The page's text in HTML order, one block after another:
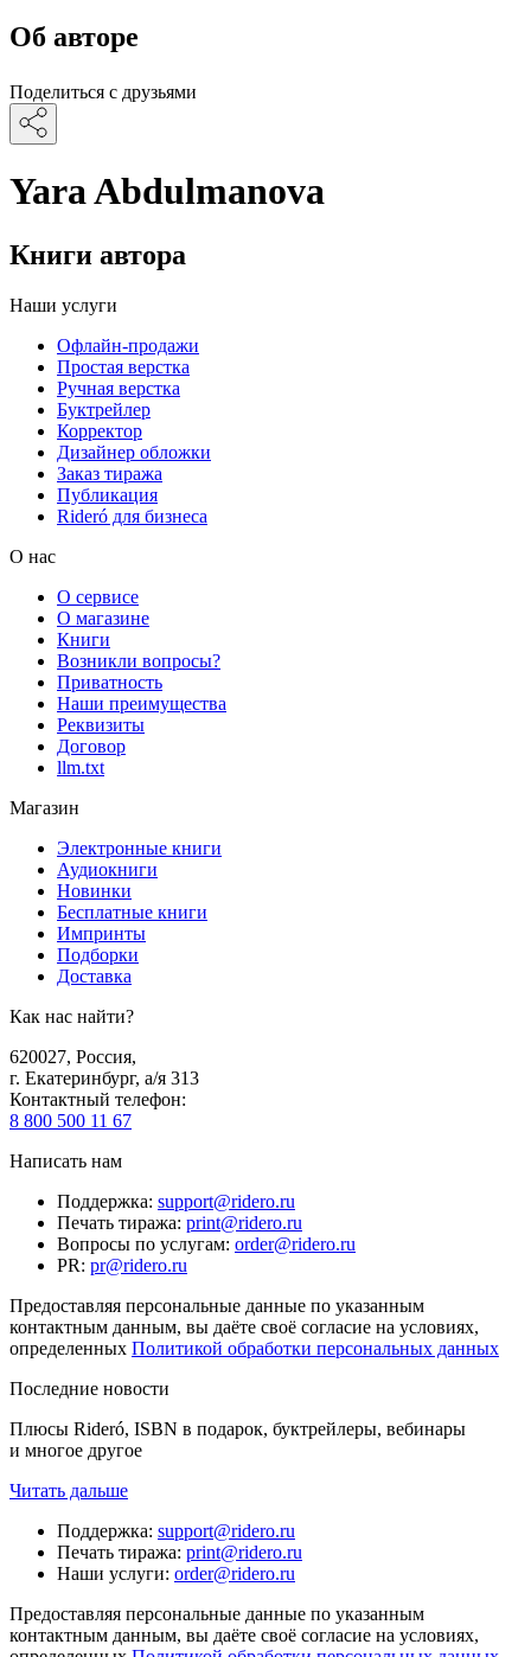
Об авторе
Поделиться с друзьями
Yara Abdulmanova
Книги автора
Наши услуги
Офлайн-продажи
Простая верстка
Ручная верстка
Буктрейлер
Корректор
Дизайнер обложки
Заказ тиража
Публикация
Rideró для бизнеса
О нас
О сервисе
О магазине
Книги
Возникли вопросы?
Приватность
Наши преимущества
Реквизиты
Договор
llm.txt
Магазин
Электронные книги
Аудиокниги
Новинки
Бесплатные книги
Импринты
Подборки
Доставка
Как нас найти?
620027, Россия,
г. Екатеринбург, а/я 313
Контактный телефон:
8 800 500 11 67
Написать нам
Поддержка: support@ridero.ru
Печать тиража: print@ridero.ru
Вопросы по услугам: order@ridero.ru
PR: pr@ridero.ru
Предоставляя персональные данные по указанным
контактным данным, вы даёте своё согласие на условиях,
определенных Политикой обработки персональных данных
Последние новости
Плюсы Rideró, ISBN в подарок, буктрейлеры, вебинары
и многое другое
Читать дальше
Поддержка: support@ridero.ru
Печать тиража: print@ridero.ru
Наши услуги: order@ridero.ru
Предоставляя персональные данные по указанным
контактным данным, вы даёте своё согласие на условиях,